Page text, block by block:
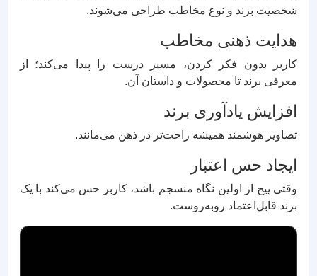
شخصیت برند و نوع مخاطب طراحی می‌شوند.
هدایت ذهنی مخاطب
کاربر بدون فکر کردن، مسیر درست را پیدا می‌کند؛ از
معرفی برند تا محصولات و داستان آن.
افزایش یادآوری برند
تصاویر هوشمند همیشه راحت‌تر در ذهن می‌مانند.
ایجاد حس اعتبار
وقتی پیج از اولین نگاه منسجم باشد، کاربر حس می‌کند با یک
برند قابل‌اعتماد روبه‌روست.